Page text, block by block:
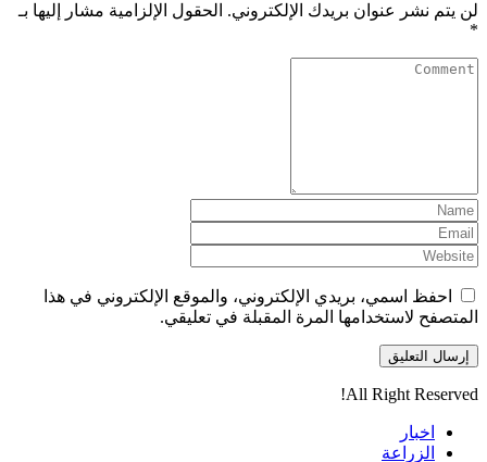
لن يتم نشر عنوان بريدك الإلكتروني. الحقول الإلزامية مشار إليها بـ
*
احفظ اسمي، بريدي الإلكتروني، والموقع الإلكتروني في هذا
المتصفح لاستخدامها المرة المقبلة في تعليقي.
All Right Reserved!
اخبار
الزراعة